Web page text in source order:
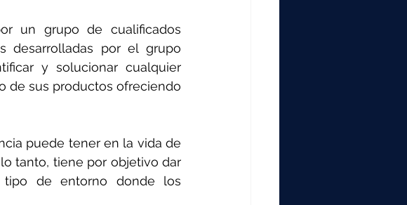
un grupo de cualificados
desarrolladas por el grupo
y solucionar cualquier
de sus productos ofreciendo
puede tener en la vida de
tanto, tiene por objetivo dar
tipo de entorno donde los